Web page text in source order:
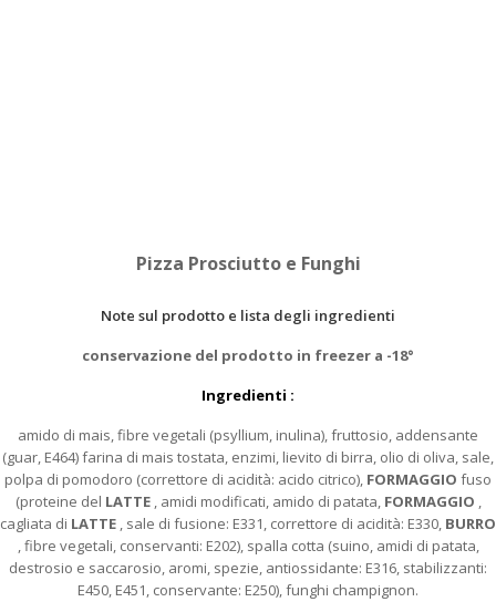
Pizza Prosciutto e Funghi
Note sul prodotto e lista degli ingredienti
conservazione del prodotto in freezer a -18°
Ingredienti :
amido di mais, fibre vegetali (psyllium, inulina), fruttosio, addensante
(guar, E464) farina di mais tostata, enzimi, lievito di birra, olio di oliva, sale,
polpa di pomodoro (correttore di acidità: acido citrico), FORMAGGIO fuso
(proteine del LATTE, amidi modificati, amido di patata, FORMAGGIO ,
cagliata di LATTE , sale di fusione: E331, correttore di acidità: E330, BURRO
, fibre vegetali, conservanti: E202), spalla cotta (suino, amidi di patata,
destrosio e saccarosio, aromi, spezie, antiossidante: E316, stabilizzanti:
E450, E451, conservante: E250), funghi champignon.